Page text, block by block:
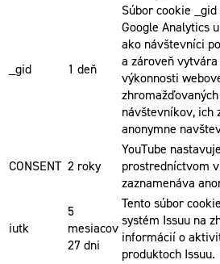
_gid 1 deň
Súbor cookie
Google Analytics
ako návštevníci
a zároveň
výkonnosti
návštevníkov, ich
anonymne
CONSENT 2 roky
YouTube
prostredníctvom
zaznamenáva
iutk
5
mesiacov
27 dni
Tento súbor
systém Issuu na
informácií o
produktoch Issuu.